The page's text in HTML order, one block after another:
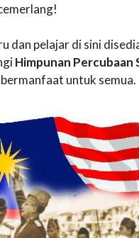
dan pelajar di sini
Himpunan Percubaan
untuk semua.